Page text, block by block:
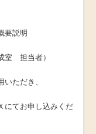
要説明
担当者）
ただき、
てお申し込みくだ